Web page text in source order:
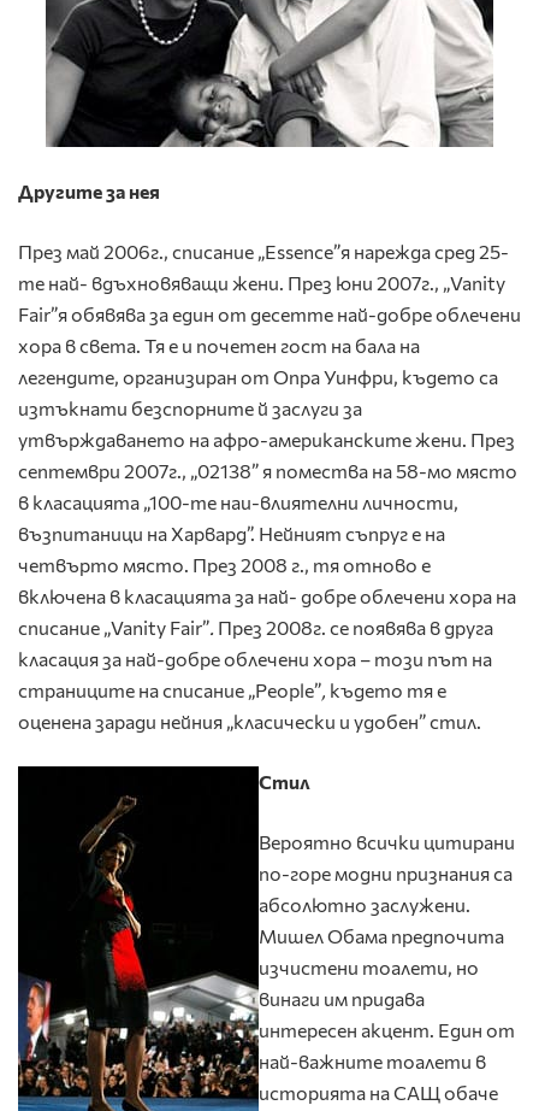
Другите за нея
През май 2006г., списание „Essence”я нарежда сред 25-
те най- вдъхновяващи жени. През юни 2007г., „Vanity
Fair”я обявява за един от десетте най-добре облечени
хора в света. Тя е и почетен гост на бала на
легендите, организиран от Опра Уинфри, където са
изтъкнати безспорните й заслуги за
утвърждаването на афро-американските жени. През
септември 2007г., „02138” я помества на 58-мо място
в класацията „100-те наи-влиятелни личности,
възпитаници на Харвард”. Нейният съпруг е на
четвърто място. През 2008 г., тя отново е
включена в класацията за най- добре облечени хора на
списание „Vanity Fair”. През 2008г. се появява в друга
класация за най-добре облечени хора – този път на
страниците на списание „People”, където тя е
оценена заради нейния „класически и удобен” стил.
Стил
Вероятно всички цитирани
по-горе модни признания са
абсолютно заслужени.
Мишел Обама предпочита
изчистени тоалети, но
винаги им придава
интересен акцент. Един от
най-важните тоалети в
историята на САЩ обаче